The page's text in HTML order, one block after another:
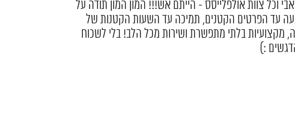
פלייסס היקרים, אז אחרי שהתאוששנו אנחנו רוצים
לכם על ערב מהסרטים!! חתונה בדיוק כמו שחלמנו! היה
מקצועיים, יצירתיים, אדיבים והכי חשוב אנשים
אתם!!